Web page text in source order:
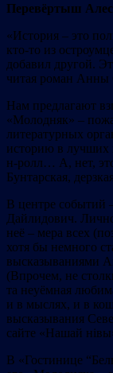
Перевёртыш
«История – это
кто-то из
добавил другой.
читая роман Анны
Нам предлагают
«Молодняк» –
литературных
историю в лучших
н-ролл… А, нет,
Бунтарская,
В центре событий
Дайлидович.
неё – мера всех
хотя бы немного
высказываниями
(Впрочем, не
та неуёмная
и в мыслях, и в
высказывания
сайте «Нашай
В «Гостинице